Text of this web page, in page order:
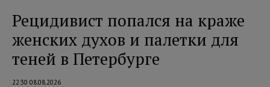
Рецидивист попался на краже
женских духов и палетки для
теней в Петербурге
22:30 08.08.2026